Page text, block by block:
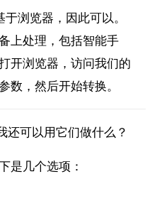
浏览器，因此可以。
上处理，包括智能手
开浏览器，访问我们的
数，然后开始转换。
还可以用它们做什么？
是几个选项：